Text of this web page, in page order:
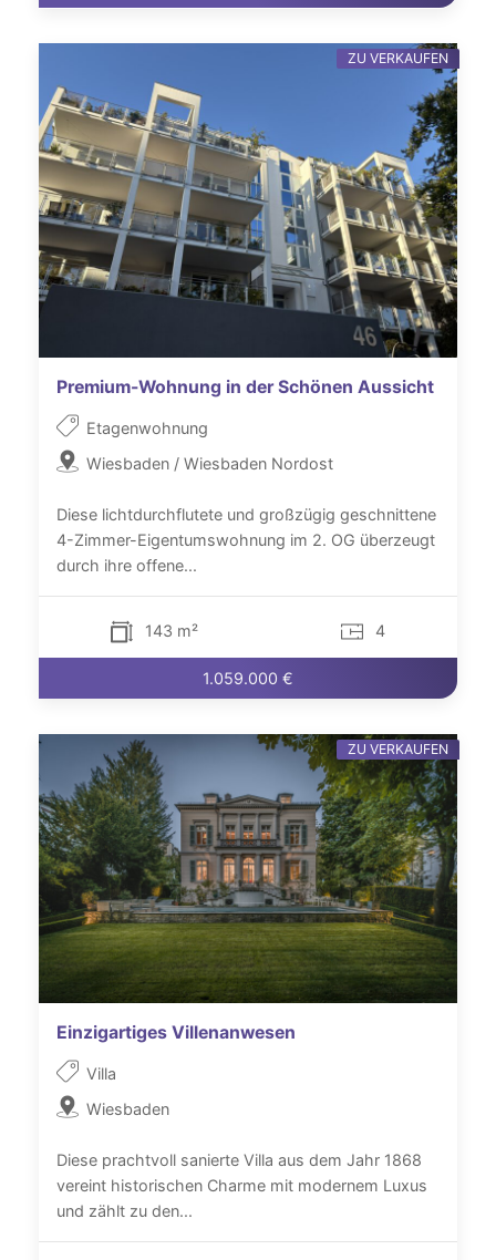
Premium-Wohnung in der Schönen Aussicht
Etagenwohnung
Wiesbaden / Wiesbaden Nordost
Diese lichtdurchflutete und großzügig geschnittene
4-Zimmer-Eigentumswohnung im 2. OG überzeugt
durch ihre offene...
143 m² 4
1.059.000 €
ZU VERKAUFEN
Einzigartiges Villenanwesen
Villa
Wiesbaden
Diese prachtvoll sanierte Villa aus dem Jahr 1868
vereint historischen Charme mit modernem Luxus
und zählt zu den...
ZU VERKAUFEN